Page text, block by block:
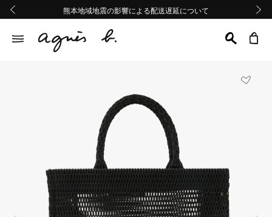
熊本地域地震の影響による配送遅延について
Summer Sale 2buy10%OFF!!
熊本地域地震の影響による配送遅延について
Summer Sale 2buy10%OFF!!